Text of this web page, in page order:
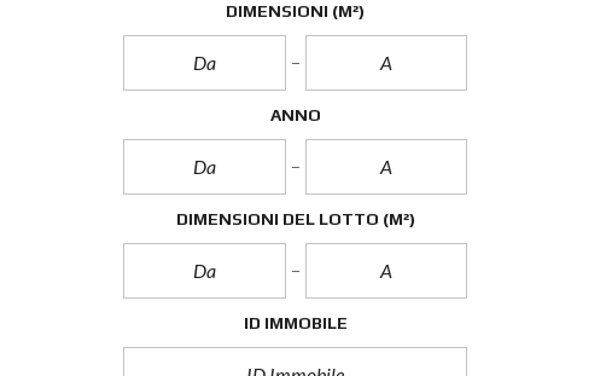
DIMENSIONI (M²)
ANNO
DIMENSIONI DEL LOTTO (M²)
ID IMMOBILE